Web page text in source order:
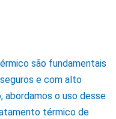
são fundamentais
e com alto
abordamos o uso desse
térmico de